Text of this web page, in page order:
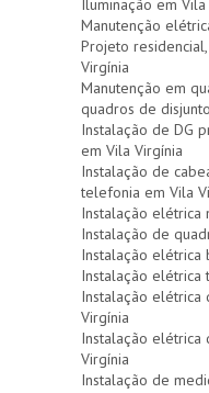
Iluminação em Vila
Manutenção
Projeto
Virgínia
Manutenção em
quadros de
Instalação de DG
em Vila Virgínia
Instalação de
telefonia em Vila
Instalação elétrica
Instalação de
Instalação elétrica
Instalação elétrica
Instalação elétrica
Virgínia
Instalação elétrica
Virgínia
Instalação de